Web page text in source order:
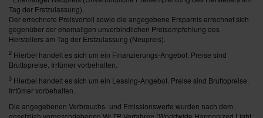
Tag der Erstzulassung).
Der errechnete Preisvorteil sowie die angegebene Ersparnis errechnet sich
gegenüber der ehemaligen unverbindlichen Preisempfehlung des
Herstellers am Tag der Erstzulassung (Neupreis).
2 Hierbei handelt es sich um ein Finanzierungs-Angebot. Preise sind
Bruttopreise. Irrtümer vorbehalten.
3 Hierbei handelt es sich um ein Leasing-Angebot. Preise sind Bruttopreise.
Irrtümer vorbehalten.
Die angegebenen Verbrauchs- und Emissionswerte wurden nach dem
gesetzlich vorgeschriebenen WLTP-Verfahren (Worldwide Harmonized Light